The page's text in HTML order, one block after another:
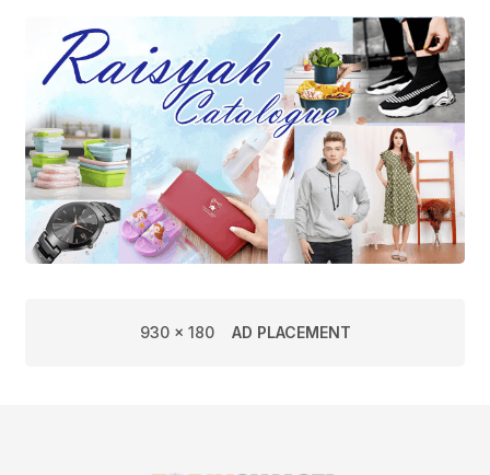
930 x 180 AD PLACEMENT